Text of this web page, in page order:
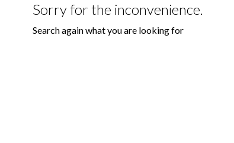
Sorry for the inconvenience.
Search again what you are looking for